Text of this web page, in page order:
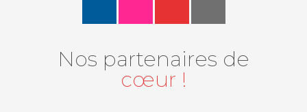
Nos partenaires de
cœur !